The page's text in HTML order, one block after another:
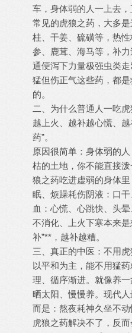
车，身体弱的人一上去，
常见的虎狼之药，大多
桂、干姜、硫磺等，热
参、鹿茸、海马等，补
通便泻下力量极强虫类
猛但伤正气这些药，都
的。
二、为什么普通人一吃
越上火、越补越心慌、
药”。
原因很简单：身体弱的
枯的土地，你不能直接
狼之药吃进虚弱的身体
眠、烦躁耗伤阴液：口
血：心慌、心跳快、头
不消化、上火下寒本来是
补”**，越补越糟。
三、真正的中医：不用
以平和为主，能不用猛
理、循序渐进。就像养一
晒太阳、慢慢养。现代人
而是：熬夜耗神久坐不
虎狼之药解决不了，反而